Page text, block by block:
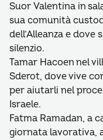
Suor Valentina in
sua comunità
dell’Alleanza e
silenzio.
Tamar Hacoen nel
Sderot, dove vive
per aiutarli nel
Israele.
Fatma Ramadan, a
giornata lavorativa,